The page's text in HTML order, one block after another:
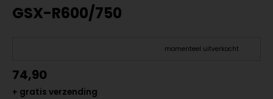
GSX-R600/750
momenteel uitverkocht
74,90
+ gratis verzending